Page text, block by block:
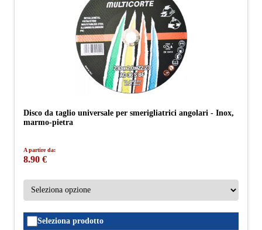
Disco da taglio universale per smerigliatrici angolari - Inox,
marmo-pietra
A partire da:
8.90 €
Seleziona prodotto